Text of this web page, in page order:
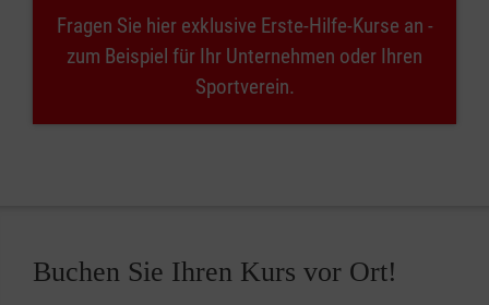
Fragen Sie hier exklusive Erste-Hilfe-Kurse an -
zum Beispiel für Ihr Unternehmen oder Ihren
Sportverein.
Buchen Sie Ihren Kurs vor Ort!